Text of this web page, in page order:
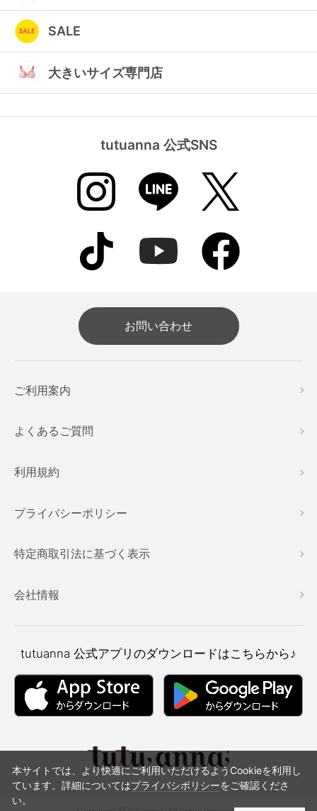
SALE
大きいサイズ専門店
tutuanna 公式SNS
お問い合わせ
ご利用案内
よくあるご質問
利用規約
プライバシーポリシー
特定商取引法に基づく表示
会社情報
tutuanna 公式アプリのダウンロードはこちらから♪
本サイトでは、より快適にご利用いただけるようCookieを利用し
ています。詳細についてはプライバシポリシーをご確認くださ
い。